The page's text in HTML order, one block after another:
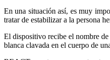
En una situación así, es muy
tratar de estabilizar a la persona
El dispositivo recibe el nombre
blanca clavada en el cuerpo de